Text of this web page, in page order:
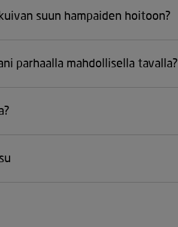
suun hampaiden hoitoon?
parhaalla mahdollisella tavalla?